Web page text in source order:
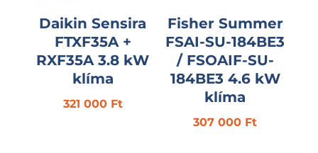
Daikin Sensira
FTXF35A +
RXF35A 3.8 kW
klíma
321 000 Ft
Fisher Summer
FSAI-SU-184BE3
/ FSOAIF-SU-
184BE3 4.6 kW
klíma
307 000 Ft